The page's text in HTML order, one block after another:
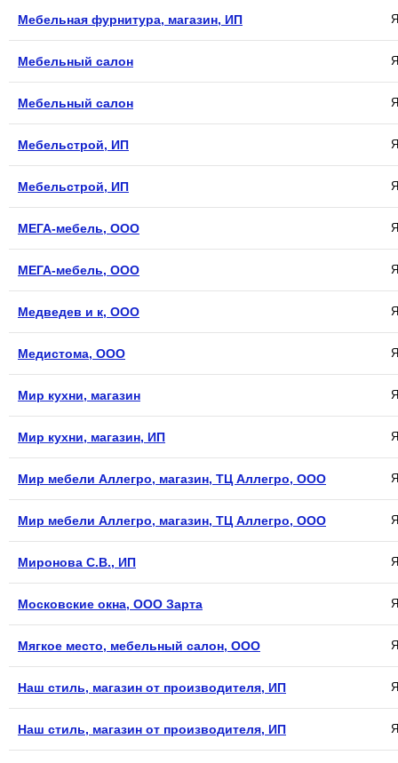
Мебельная фурнитура, магазин, ИП
Мебельный салон
Мебельный салон
Мебельстрой, ИП
Мебельстрой, ИП
МЕГА-мебель, ООО
МЕГА-мебель, ООО
Медведев и к, ООО
Медистома, ООО
Мир кухни, магазин
Мир кухни, магазин, ИП
Мир мебели Аллегро, магазин, ТЦ Аллегро, ООО
Мир мебели Аллегро, магазин, ТЦ Аллегро, ООО
Миронова С.В., ИП
Московские окна, ООО Зарта
Мягкое место, мебельный салон, ООО
Наш стиль, магазин от производителя, ИП
Наш стиль, магазин от производителя, ИП